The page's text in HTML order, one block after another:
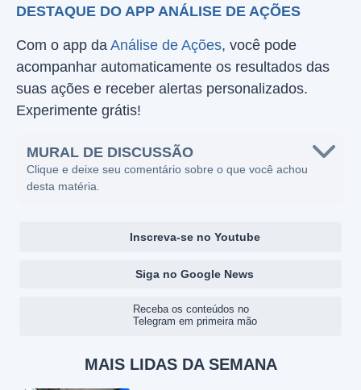
DESTAQUE DO APP ANÁLISE DE AÇÕES
Com o app da Análise de Ações, você pode
acompanhar automaticamente os resultados das
suas ações e receber alertas personalizados.
Experimente grátis!
MURAL DE DISCUSSÃO
Clique e deixe seu comentário sobre o que você achou
desta matéria.
Inscreva-se no Youtube
Siga no Google News
Receba os conteúdos no
Telegram em primeira mão
MAIS LIDAS DA SEMANA